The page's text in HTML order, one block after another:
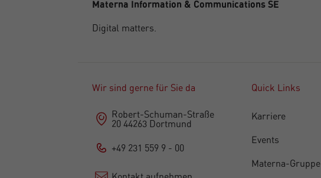
Materna Information & Communications SE
Digital matters.
Wir sind gerne für Sie da
Robert-Schuman-Straße
20 44263 Dortmund
+49 231 559 9 - 00
Quick Links
Karriere
Events
Materna-Gruppe